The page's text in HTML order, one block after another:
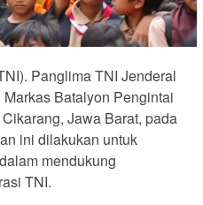
Panglima TNI Jenderal
Batalyon Pengintai
Jawa Barat, pada
ini dilakukan untuk
mendukung
TNI.